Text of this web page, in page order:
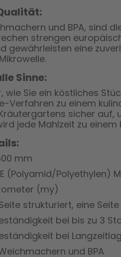
und BPA, sind
strengen
gewährleisten eine
Sinne:
wie Sie ein köstliches
Verfahren zu einem
sicher auf,
jede Mahlzeit zu einem
mm
(Polyamid/Polyethylen)
(my)
strukturiert, eine
bei bis zu 3
bei
und BPA